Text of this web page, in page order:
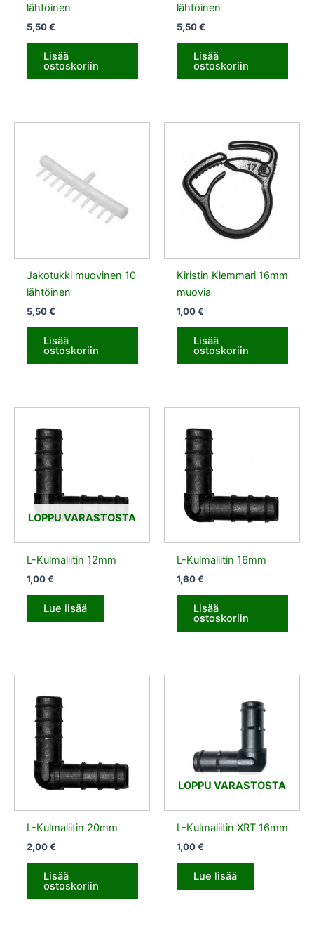
lähtöinen
5,50€
Lisää
ostoskoriin
lähtöinen
5,50€
Lisää
ostoskoriin
Jakotukki muovinen 10
lähtöinen
5,50€
Lisää
ostoskoriin
Kiristin Klemmari 16mm
muovia
1,00€
Lisää
ostoskoriin
LOPPU VARASTOSTA
L-Kulmaliitin 12mm
1,00€
Lue lisää
L-Kulmaliitin 16mm
1,60€
Lisää
ostoskoriin
L-Kulmaliitin 20mm
2,00€
Lisää
ostoskoriin
LOPPU VARASTOSTA
L-Kulmaliitin XRT 16mm
1,00€
Lue lisää